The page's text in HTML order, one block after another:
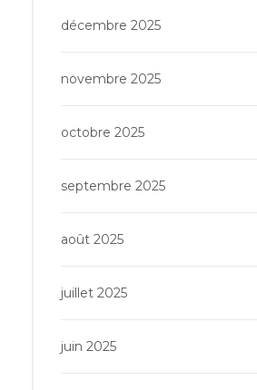
décembre 2025
novembre 2025
octobre 2025
septembre 2025
août 2025
juillet 2025
juin 2025